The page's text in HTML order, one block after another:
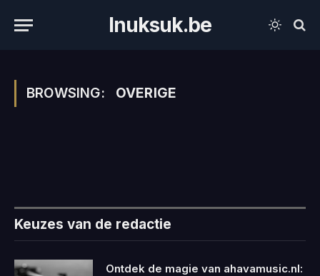
Inuksuk.be
BROWSING: OVERIGE
Keuzes van de redactie
Ontdek de magie van ahavamusic.nl: